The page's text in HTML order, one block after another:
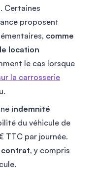
Certaines
proposent
comme
location
le cas lorsque
la carrosserie
indemnité
du véhicule de
TTC par journée.
contrat, y compris